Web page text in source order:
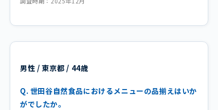
男性 / 東京都 / 44歳
Q. 世田谷自然食品におけるメニューの品揃えはいか
がでしたか。